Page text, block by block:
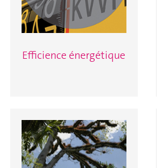
Efficience énergétique